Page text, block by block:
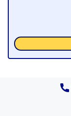
時給1000円～